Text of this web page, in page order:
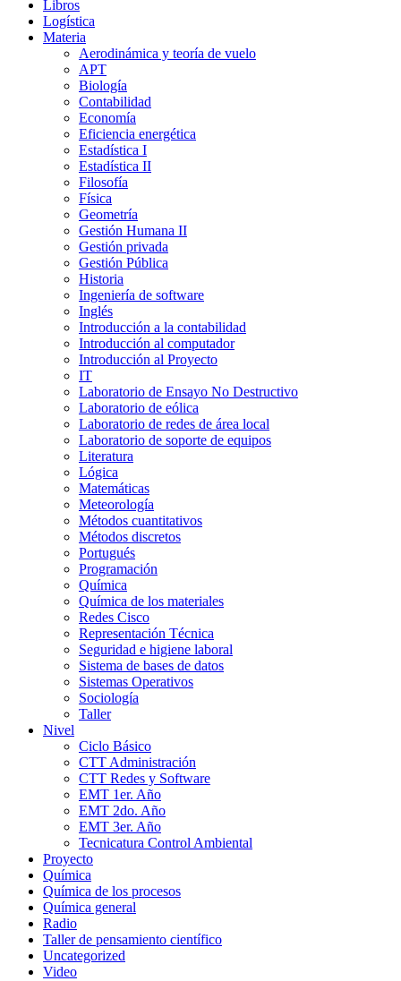
Libros
Logística
Materia
Aerodinámica y teoría de vuelo
APT
Biología
Contabilidad
Economía
Eficiencia energética
Estadística I
Estadística II
Filosofía
Física
Geometría
Gestión Humana II
Gestión privada
Gestión Pública
Historia
Ingeniería de software
Inglés
Introducción a la contabilidad
Introducción al computador
Introducción al Proyecto
IT
Laboratorio de Ensayo No Destructivo
Laboratorio de eólica
Laboratorio de redes de área local
Laboratorio de soporte de equipos
Literatura
Lógica
Matemáticas
Meteorología
Métodos cuantitativos
Métodos discretos
Portugués
Programación
Química
Química de los materiales
Redes Cisco
Representación Técnica
Seguridad e higiene laboral
Sistema de bases de datos
Sistemas Operativos
Sociología
Taller
Nivel
Ciclo Básico
CTT Administración
CTT Redes y Software
EMT 1er. Año
EMT 2do. Año
EMT 3er. Año
Tecnicatura Control Ambiental
Proyecto
Química
Química de los procesos
Química general
Radio
Taller de pensamiento científico
Uncategorized
Video